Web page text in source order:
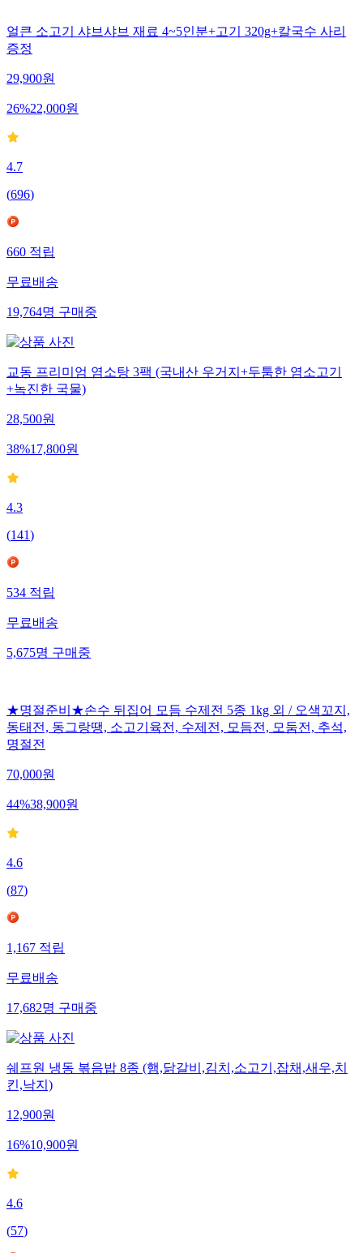
얼큰 소고기 샤브샤브 재료 4~5인분+고기 320g+칼국수 사리
증정
29,900원
26%22,000원
4.7
(696)
660적립
무료배송
19,764명구매중
교동 프리미엄 염소탕 3팩 (국내산 우거지+두툼한 염소고기
+녹진한 국물)
28,500원
38%17,800원
4.3
(141)
534적립
무료배송
5,675명구매중
★명절준비★손수 뒤집어 모듬 수제전 5종 1kg 외 / 오색꼬지,
동태전, 동그랑땡, 소고기육전, 수제전, 모듬전, 모둠전, 추석,
명절전
70,000원
44%38,900원
4.6
(87)
1,167적립
무료배송
17,682명구매중
쉐프원 냉동 볶음밥 8종 (햄,닭갈비,김치,소고기,잡채,새우,치
킨,낙지)
12,900원
16%10,900원
4.6
(57)